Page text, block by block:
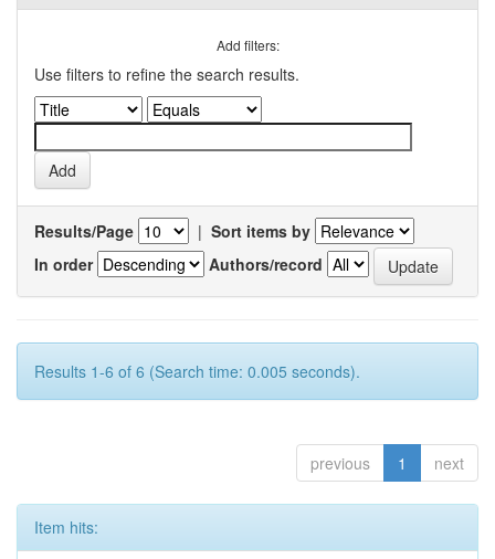
Add filters:
Use filters to refine the search results.
Results/Page | Sort items by
In order
Authors/record
Results 1-6 of 6 (Search time: 0.005 seconds).
previous 1 next
Item hits: